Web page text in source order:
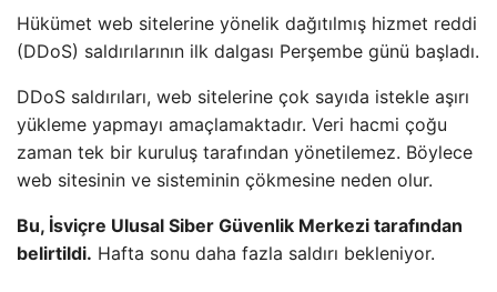
Hükümet web sitelerine yönelik dağıtılmış hizmet reddi
(DDoS) saldırılarının ilk dalgası Perşembe günü başladı.
DDoS saldırıları, web sitelerine çok sayıda istekle aşırı
yükleme yapmayı amaçlamaktadır. Veri hacmi çoğu
zaman tek bir kuruluş tarafından yönetilemez. Böylece
web sitesinin ve sisteminin çökmesine neden olur.
Bu, İsviçre Ulusal Siber Güvenlik Merkezi tarafından
belirtildi. Hafta sonu daha fazla saldırı bekleniyor.